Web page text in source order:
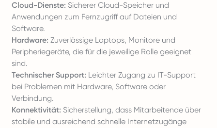
Cloud-Dienste: Sicherer Cloud-Speicher und
Anwendungen zum Fernzugriff auf Dateien und
Software.
Hardware: Zuverlässige Laptops, Monitore und
Peripheriegeräte, die für die jeweilige Rolle geeignet
sind.
Technischer Support: Leichter Zugang zu IT-Support
bei Problemen mit Hardware, Software oder
Verbindung.
Konnektivität: Sicherstellung, dass Mitarbeitende über
stabile und ausreichend schnelle Internetzugänge